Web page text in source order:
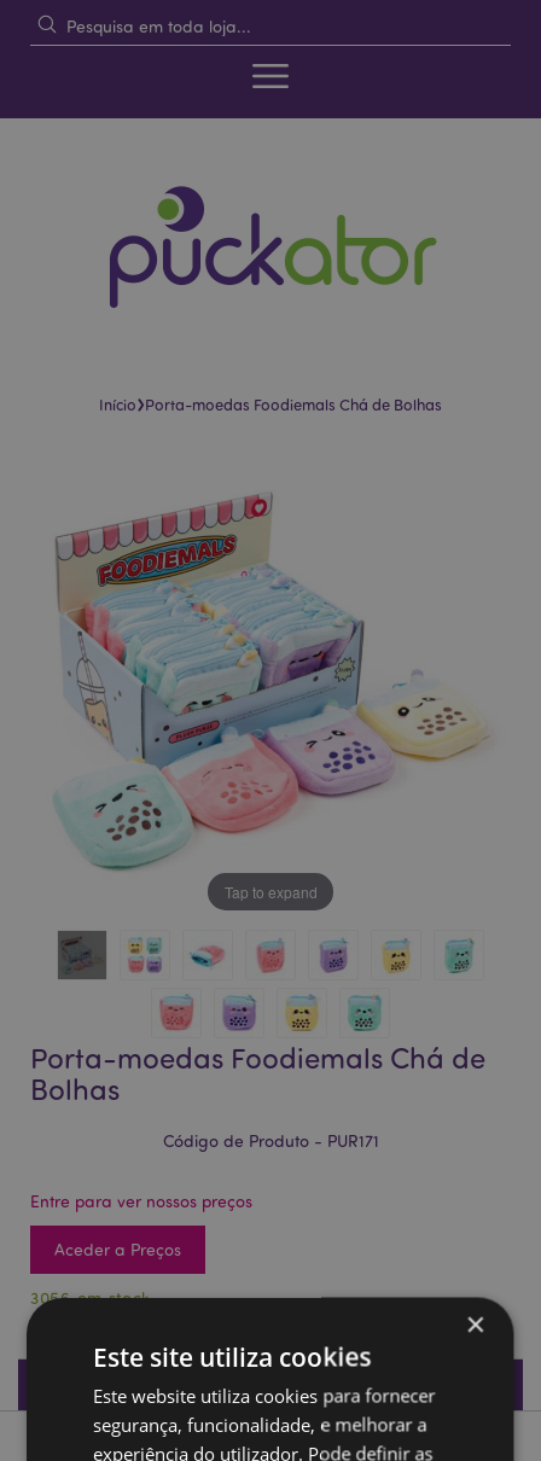
Início›Porta-moedas Foodiemals Chá de Bolhas
imagens
imagens
Tap to expand
Porta-moedas Foodiemals Chá de
Bolhas
Código de Produto - PUR171
Entre para ver nossos preços
Aceder a Preços
3056 em stock
Especificações do Produto
×
Este site utiliza cookies
Este website utiliza cookies para fornecer
segurança, funcionalidade, e melhorar a
experiência do utilizador. Pode definir as